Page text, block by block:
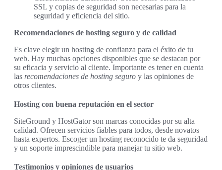
SSL y copias de seguridad son necesarias para la
seguridad y eficiencia del sitio.
Recomendaciones de hosting seguro y de calidad
Es clave elegir un hosting de confianza para el éxito de tu
web. Hay muchas opciones disponibles que se destacan por
su eficacia y servicio al cliente. Importante es tener en cuenta
las recomendaciones de hosting seguro y las opiniones de
otros clientes.
Hosting con buena reputación en el sector
SiteGround y HostGator son marcas conocidas por su alta
calidad. Ofrecen servicios fiables para todos, desde novatos
hasta expertos. Escoger un hosting reconocido te da seguridad
y un soporte imprescindible para manejar tu sitio web.
Testimonios y opiniones de usuarios